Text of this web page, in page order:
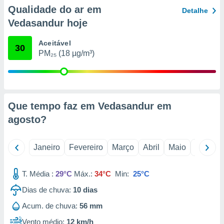
qual se
tal,
seu
ou opor-
na
ou aceder
num
para
Qualidade do ar em
Vedasandur hoje
Detalhe
30 Aceitável
PM₂₅ (18 µg/m³)
Que tempo faz em Vedasandur em
agosto?
Janeiro Fevereiro Março Abril Maio Junho
T. Média : 29°C Máx.: 34°C Min: 25°C
Dias de chuva: 10 dias
Acum. de chuva: 56 mm
Vento médio: 12 km/h